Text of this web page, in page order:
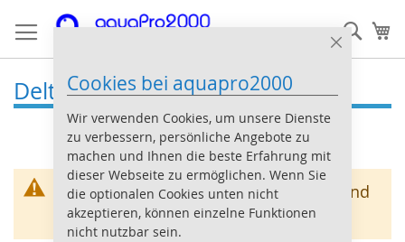
Close
Cookies bei aquapro2000
Wir verwenden Cookies, um unsere Dienste
zu verbessern, persönliche Angebote zu
machen und Ihnen die beste Erfahrung mit
dieser Webseite zu ermöglichen. Wenn Sie
die optionalen Cookies unten nicht
akzeptieren, können einzelne Funktionen
nicht nutzbar sein.
zum
Deltec Ersatzteile
Wir können keine Produkte entsprechend
dieser Auswahl finden